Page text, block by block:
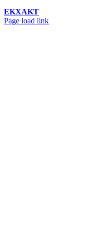
EKXAKT
Facebook
Instagram
YouTube
Page load link